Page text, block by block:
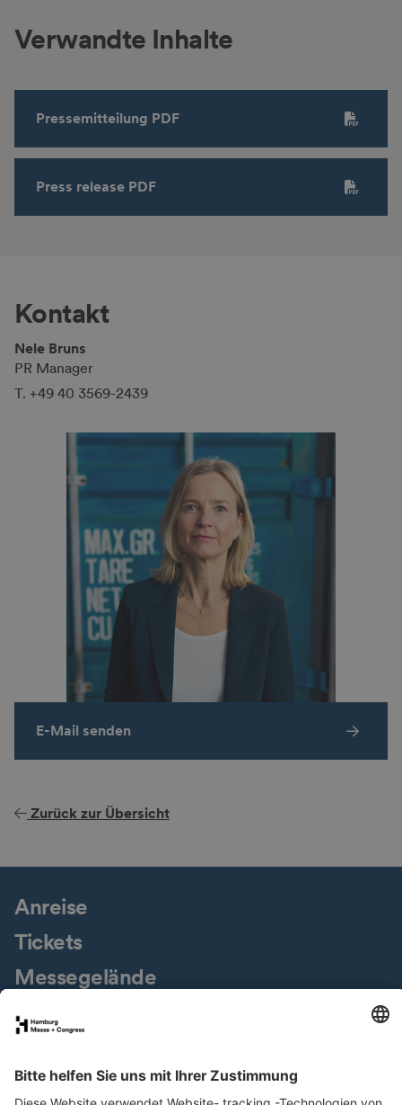
Verwandte Inhalte
Pressemitteilung PDF
Press release PDF
Kontakt
Nele Bruns
PR Manager
T. +49 40 3569-2439
E-Mail senden
Zurück zur Übersicht
Anreise
Tickets
Messegelände
Presseservice
Jobs & Karriere